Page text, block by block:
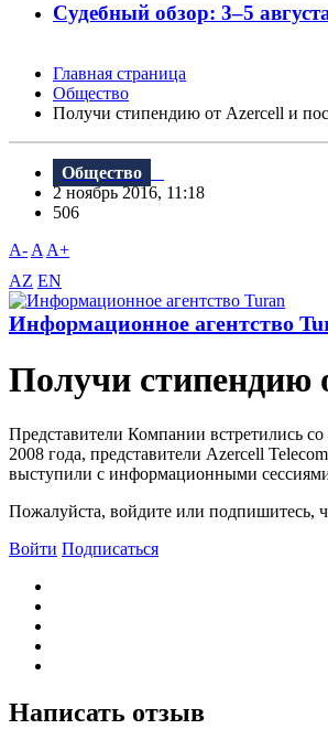
Судебный обзор: 3–5
Главная страница
Общество
Получи стипендию от Azercell и
Общество
2 ноябрь 2016, 11:18
506
A- A A+
AZ EN
Информационное агентство
Получи стипендию
Представители Компании встретились
2008 года, представители Azercell
выступили с информационными
Пожалуйста, войдите или подпишитесь,
Войти Подписаться
Написать отзыв